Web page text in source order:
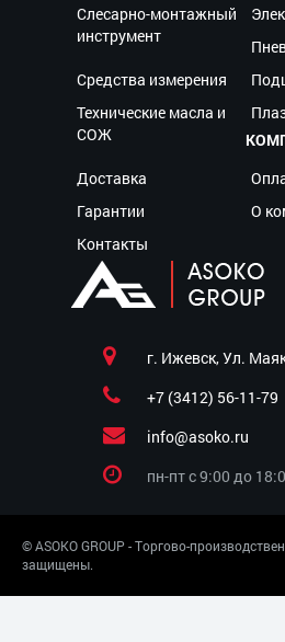
Слесарно-монтажный
инструмент
Средства измерения
Технические масла и
СОЖ
Доставка
Гарантии
О
Контакты
г. Ижевск, Ул.
+7 (3412) 56-11-79
info@asoko.ru
пн-пт c 9:00 до
© ASOKO GROUP - Торгово-
защищены.